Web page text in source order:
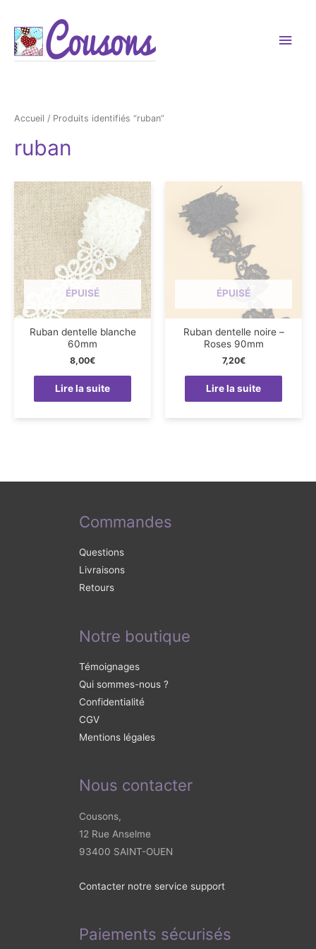
Accueil / Produits identifiés “ruban”
ruban
ÉPUISÉ
Ruban dentelle blanche
60mm
8,00€
Lire la suite
ÉPUISÉ
Ruban dentelle noire –
Roses 90mm
7,20€
Lire la suite
Commandes
Questions
Livraisons
Retours
Notre boutique
Témoignages
Qui sommes-nous ?
Confidentialité
CGV
Mentions légales
Nous contacter
Cousons,
12 Rue Anselme
93400 SAINT-OUEN
Contacter notre service support
Paiements sécurisés